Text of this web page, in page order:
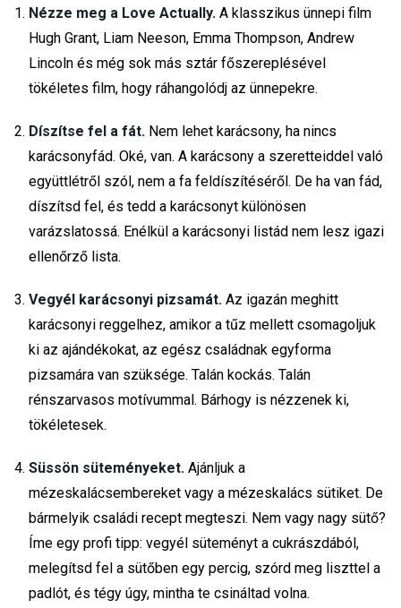
Nézze meg a Love Actually. A klasszikus ünnepi film
Hugh Grant, Liam Neeson, Emma Thompson, Andrew
Lincoln és még sok más sztár főszereplésével
tökéletes film, hogy ráhangolódj az ünnepekre.
Díszítse fel a fát. Nem lehet karácsony, ha nincs
karácsonyfád. Oké, van. A karácsony a szeretteiddel való
együttlétről szól, nem a fa feldíszítéséről. De ha van fád,
díszítsd fel, és tedd a karácsonyt különösen
varázslatossá. Enélkül a karácsonyi listád nem lesz igazi
ellenőrző lista.
Vegyél karácsonyi pizsamát. Az igazán meghitt
karácsonyi reggelhez, amikor a tűz mellett csomagoljuk
ki az ajándékokat, az egész családnak egyforma
pizsamára van szüksége. Talán kockás. Talán
rénszarvasos motívummal. Bárhogy is nézzenek ki,
tökéletesek.
Süssön süteményeket. Ajánljuk a
mézeskalácsembereket vagy a mézeskalács sütiket. De
bármelyik családi recept megteszi. Nem vagy nagy sütő?
Íme egy profi tipp: vegyél süteményt a cukrászdából,
melegítsd fel a sütőben egy percig, szórd meg liszttel a
padlót, és tégy úgy, mintha te csináltad volna.